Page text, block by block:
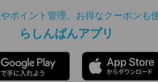
ポイント管理、お得なクーポンも
らしんばんアプリ